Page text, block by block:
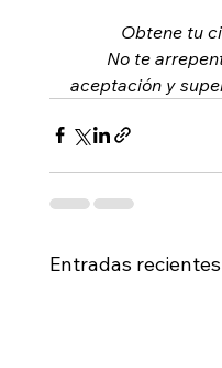
Obtene tu
No te
aceptación y
Entradas recientes